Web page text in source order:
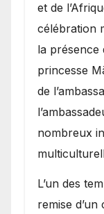
et de
célébration
la présence
princesse
de
nombreux
​L’un des
remise